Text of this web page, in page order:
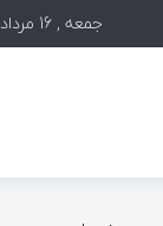
جمعه , 16 مرداد 1405